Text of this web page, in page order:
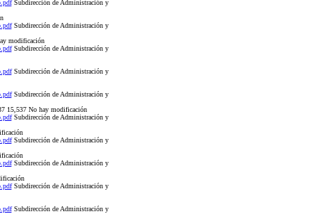
Subdirección de Administración y
Subdirección de Administración y
modificación
Subdirección de Administración y
Subdirección de Administración y
Subdirección de Administración y
15,537 No hay modificación
Subdirección de Administración y
Subdirección de Administración y
Subdirección de Administración y
Subdirección de Administración y
Subdirección de Administración y